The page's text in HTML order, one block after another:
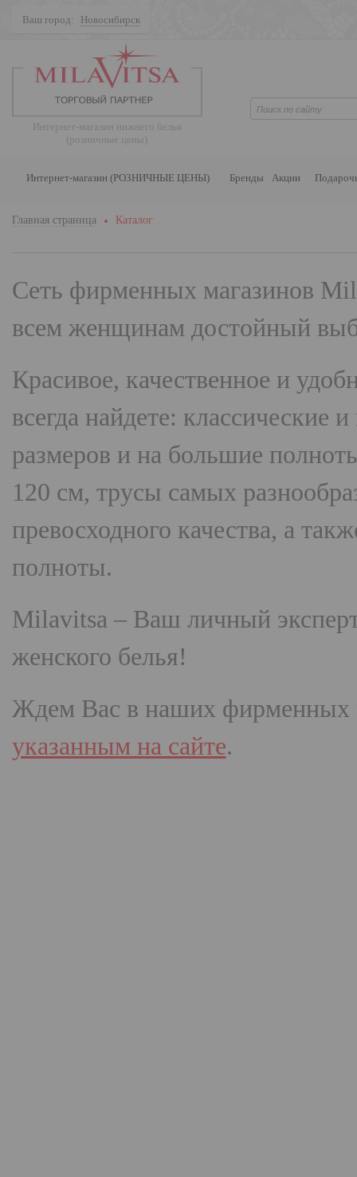
Ваш город: Новосибирск
Интернет-магазин нижнего белья
(розничные цены)
Интернет-магазин (РОЗНИЧНЫЕ ЦЕНЫ) Бренды Акции
Главная страница Каталог
Сеть фирменных магазинов
всем женщинам достойный
Красивое, качественное и
всегда найдете:
размеров и на большие
120 см, трусы самых
превосходного качества, а
полноты.
Milavitsa – Ваш личный
женского белья!
Ждем Вас в наших фирменных
указанным на сайте.